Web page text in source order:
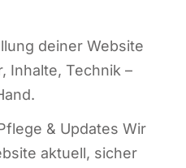
dei­ner Web­site
Inhal­te, Tech­nik –
& Updates Wir
aktu­ell, sicher